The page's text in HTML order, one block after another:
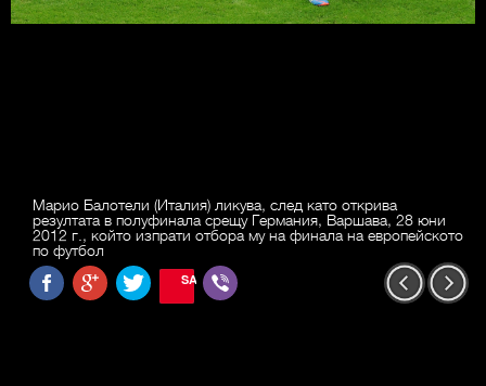
Марио Балотели (Италия) ликува, след като открива
резултата в полуфинала срещу Германия, Варшава, 28 юни
2012 г., който изпрати отбора му на финала на европейското
по футбол
SAVE